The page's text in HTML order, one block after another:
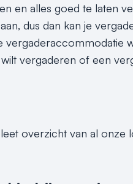
en alles goed te laten
dus dan kan je
vergaderaccommodatie
vergaderen of een
overzicht van al onze